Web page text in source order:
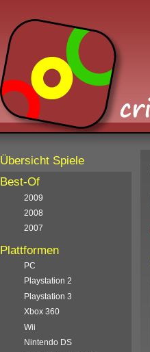
Übersicht Spiele
Best-Of
2009
2008
2007
Plattformen
PC
Playstation 2
Playstation 3
Xbox 360
Wii
Nintendo DS